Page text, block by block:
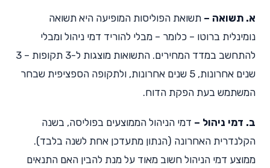
א. תשואה – תשואת הפוליסות המופיעה היא תשואה
נומינלית ברוטו – כלומר – מבלי להוריד דמי ניהול ומבלי
להתחשב במדד המחירים. התשואות מוצגות ל-3 תקופות – 3
שנים אחרונות, 5 שנים אחרונות, ולתקופה הספציפית שבחר
המשתמש בעת הפקת הדוח.
ב. דמי ניהול – דמי הניהול הממוצעים בפוליסה, בשנה
הקלנדרית האחרונה (הנתון מתעדכן אחת לשנה בלבד).
ממוצע דמי הניהול חשוב מאוד על מנת להבין האם התנאים